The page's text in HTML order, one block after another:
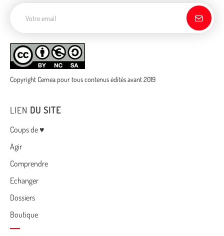
Copyright Cemea pour tous contenus édités avant 2019
LIEN DU SITE
Menu
Coups de ♥
Agir
Comprendre
Echanger
Dossiers
Boutique